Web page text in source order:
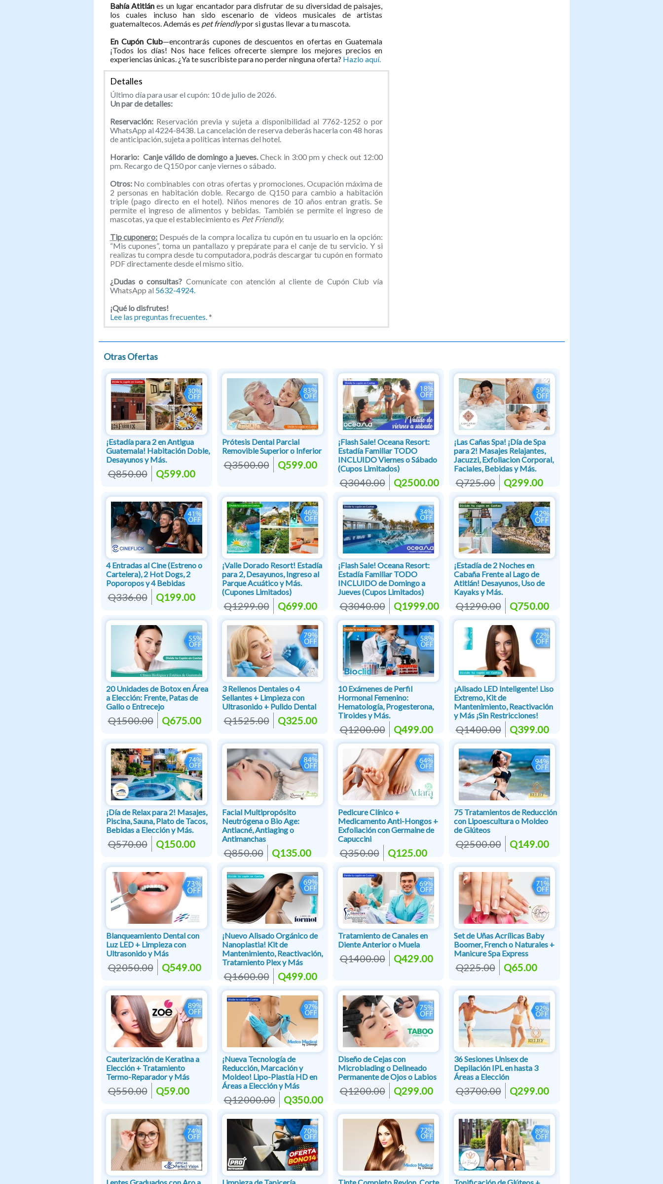
Bahía Atitlánes un lugar encantador para disfrutar de su diversidad de paisajes,
los cuales incluso han sido escenario de videos musicales de artistas
guatemaltecos. Además es pet friendlypor si gustas llevar a tu mascota.
En Cupón Club—encontrarás cupones de descuentos en ofertas en Guatemala
¡Todos los días! Nos hace felices ofrecerte siempre los mejores precios en
experiencias únicas. ¿Ya te suscribiste para no perder ninguna oferta? Hazlo aquí.
Detalles
Último día para usar el cupón: 10 de julio de 2026.
Un par de detalles:
Reservación: Reservación previa y sujeta a disponibilidad al 7762-1252 o por
WhatsApp al 4224-8438. La cancelación de reserva deberás hacerla con 48 horas
de anticipación, sujeta a políticas internas del hotel.
Horario: Canje válido de domingo a jueves.Check in 3:00 pm y check out 12:00
pm. Recargo de Q150 por canje viernes o sábado.
Otros:No combinables con otras ofertas y promociones. Ocupación máxima de
2 personas en habitación doble. Recargo de Q150 para cambio a habitación
triple (pago directo en el hotel). Niños menores de 10 años entran gratis. Se
permite el ingreso de alimentos y bebidas. También se permite el ingreso de
mascotas, ya que el establecimiento es Pet Friendly.
Tip cuponero: Después de la compra localiza tu cupón en tu usuario en la opción:
“Mis cupones”, toma un pantallazo y prepárate para el canje de tu servicio. Y si
realizas tu compra desde tu computadora, podrás descargar tu cupón en formato
PDF directamente desde el mismo sitio.
¿Dudas o consultas? Comunícate con atención al cliente de Cupón Club vía
WhatsApp al 5632-4924.
¡Qué lo disfrutes!
Lee las preguntas frecuentes.*
Otras Ofertas
¡Estadía para 2 en Antigua
Guatemala! Habitación Doble,
Desayunos y Más.
Q850.00 Q599.00
Prótesis Dental Parcial
Removible Superior o Inferior
Q3500.00 Q599.00
¡Flash Sale! Oceana Resort:
Estadía Familiar TODO
INCLUIDO Viernes o Sábado
(Cupos Limitados)
Q3040.00 Q2500.00
¡Las Cañas Spa! ¡Día de Spa
para 2! Masajes Relajantes,
Jacuzzi, Exfoliacion Corporal,
Faciales, Bebidas y Más.
Q725.00 Q299.00
4 Entradas al Cine (Estreno o
Cartelera), 2 Hot Dogs, 2
Poporopos y 4 Bebidas
Q336.00 Q199.00
¡Valle Dorado Resort! Estadía
para 2, Desayunos, Ingreso al
Parque Acuático y Más.
(Cupones Limitados)
Q1299.00 Q699.00
¡Flash Sale! Oceana Resort:
Estadía Familiar TODO
INCLUIDO de Domingo a
Jueves (Cupos Limitados)
Q3040.00 Q1999.00
¡Estadía de 2 Noches en
Cabaña Frente al Lago de
Atitlán! Desayunos, Uso de
Kayaks y Más.
Q1290.00 Q750.00
20 Unidades de Botox en Área
a Elección: Frente, Patas de
Gallo o Entrecejo
Q1500.00 Q675.00
3 Rellenos Dentales o 4
Sellantes + Limpieza con
Ultrasonido + Pulido Dental
Q1525.00 Q325.00
10 Exámenes de Perfil
Hormonal Femenino:
Hematología, Progesterona,
Tiroides y Más.
Q1200.00 Q499.00
¡Alisado LED Inteligente! Liso
Extremo, Kit de
Mantenimiento, Reactivación
y Más ¡Sin Restricciones!
Q1400.00 Q399.00
¡Día de Relax para 2! Masajes,
Piscina, Sauna, Plato de Tacos,
Bebidas a Elección y Más.
Q570.00 Q150.00
Facial Multipropósito
Neutrógena o Bio Age:
Antiacné, Antiaging o
Antimanchas
Q850.00 Q135.00
Pedicure Clínico +
Medicamento Anti-Hongos +
Exfoliación con Germaine de
Capuccini
Q350.00 Q125.00
75 Tratamientos de Reducción
con Lipoescultura o Moldeo
de Glúteos
Q2500.00 Q149.00
Blanqueamiento Dental con
Luz LED + Limpieza con
Ultrasonido y Más
Q2050.00 Q549.00
¡Nuevo Alisado Orgánico de
Nanoplastia! Kit de
Mantenimiento, Reactivación,
Tratamiento Plex y Más
Q1600.00 Q499.00
Tratamiento de Canales en
Diente Anterior o Muela
Q1400.00 Q429.00
Set de Uñas Acrílicas Baby
Boomer, French o Naturales +
Manicure Spa Express
Q225.00 Q65.00
Cauterización de Keratina a
Elección + Tratamiento
Termo-Reparador y Más
Q550.00 Q59.00
¡Nueva Tecnología de
Reducción, Marcación y
Moldeo! Lipo-Plastía HD en
Áreas a Elección y Más
Q12000.00 Q350.00
Diseño de Cejas con
Microblading o Delineado
Permanente de Ojos o Labios
Q1200.00 Q299.00
36 Sesiones Unisex de
Depilación IPL en hasta 3
Áreas a Elección
Q3700.00 Q299.00